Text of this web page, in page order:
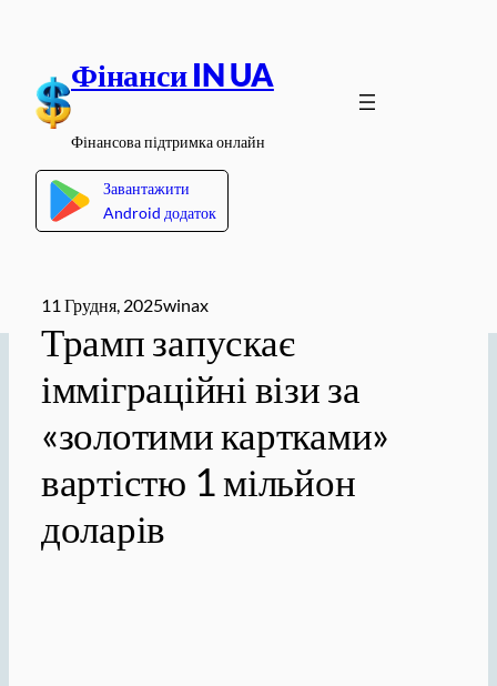
вмісту
Фінанси IN UA
Фінансова підтримка онлайн
Завантажити
Android додаток
11 Грудня, 2025winax
Трамп запускає
імміграційні візи за
«золотими картками»
вартістю 1 мільйон
доларів